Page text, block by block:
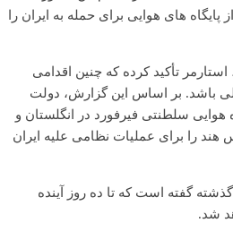
های هوایی برای حمله به ایران را
استارمر تأکید کرده که چنین اقدامی
باشد. بر اساس این گزارش، دولت
هوایی سلطنتی فیرفورد در انگلستان و
هند را برای عملیات نظامی علیه ایران
گفته است که تا ده روز آینده
شد.